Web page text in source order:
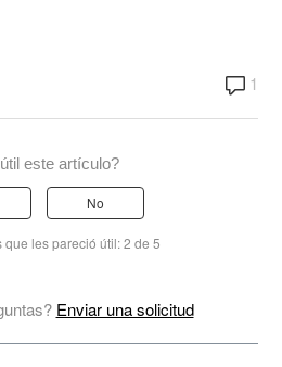
1
este artículo?
No
que les pareció útil: 2 de 5
Enviar una solicitud